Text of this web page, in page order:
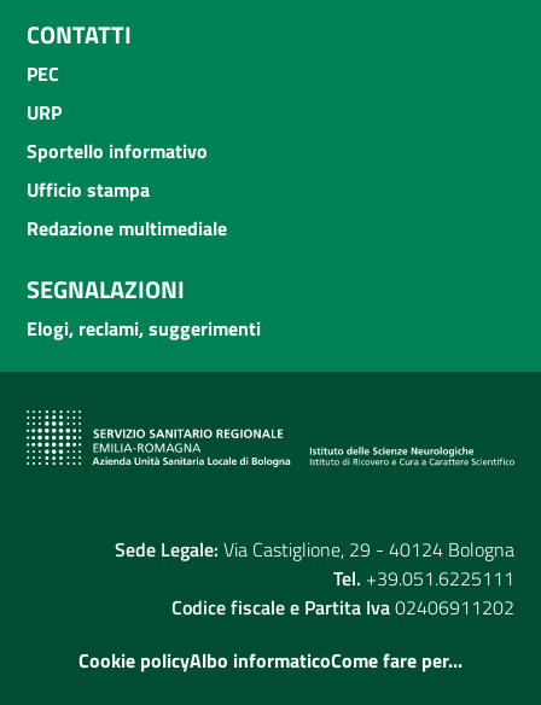
CONTATTI
PEC
URP
Sportello informativo
Ufficio stampa
Redazione multimediale
SEGNALAZIONI
Elogi, reclami, suggerimenti
Sede Legale: Via Castiglione, 29 - 40124 Bologna
Tel. +39.051.6225111
Codice fiscale e Partita Iva02406911202
Cookie policyAlbo informaticoCome fare per...